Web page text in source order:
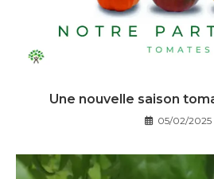
Une nouvelle saison
05/02/2025